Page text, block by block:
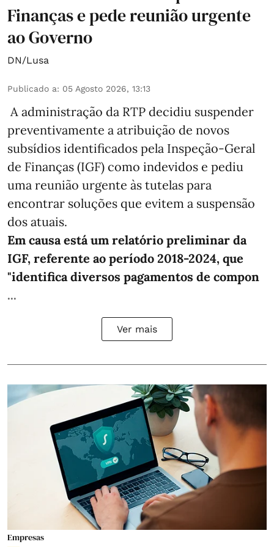
Finanças e pede reunião urgente
ao Governo
DN/Lusa
Publicado a: 05 Agosto 2026, 13:13
A administração da RTP decidiu suspender
preventivamente a atribuição de novos
subsídios identificados pela Inspeção-Geral
de Finanças (IGF) como indevidos e pediu
uma reunião urgente às tutelas para
encontrar soluções que evitem a suspensão
dos atuais.
Em causa está um relatório preliminar da
IGF, referente ao período 2018-2024, que
"identifica diversos pagamentos de compon
...
Ver mais
Empresas